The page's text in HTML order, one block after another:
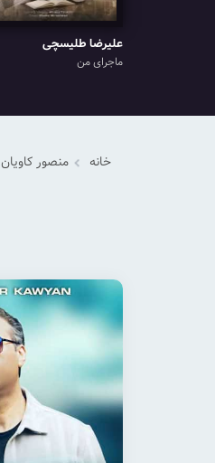
علیرضا طلیسچی
ماجرای من
خانه منصور کاویان